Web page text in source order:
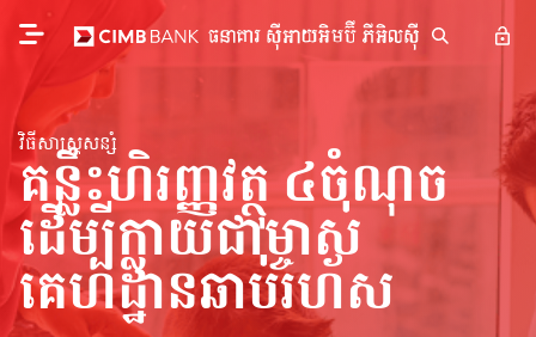
វិធីសាស្រ្តសន្សំ
គន្លឹះហិរញ្ញវត្ថុ ៤ចំណុច
ដើម្បីក្លាយជាម្ចាស់
គេហដ្ឋានឆាប់រហ័ស